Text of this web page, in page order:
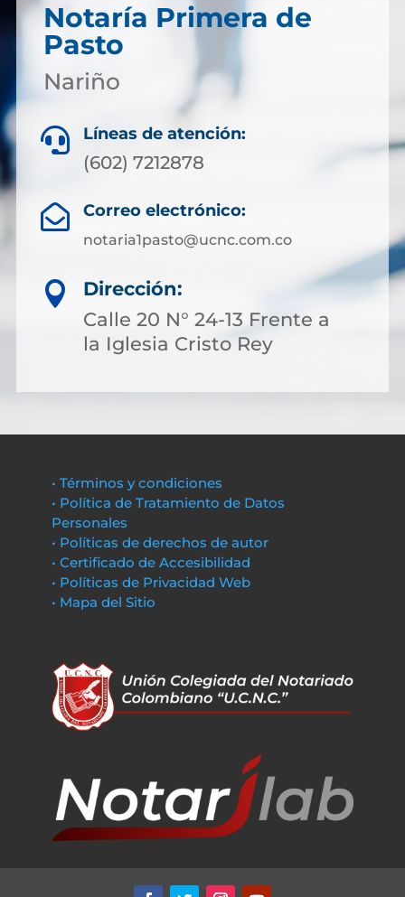
Notaría Primera de
Pasto
Nariño
 Líneas de atención:
(602) 7212878
 Correo electrónico:
notaria1pasto@ucnc.com.co

Dirección:
Calle 20 N° 24-13 Frente a
la Iglesia Cristo Rey
• Términos y condiciones
• Política de Tratamiento de Datos
Personales
• Políticas de derechos de autor
• Certificado de Accesibilidad
• Políticas de Privacidad Web
• Mapa del Sitio